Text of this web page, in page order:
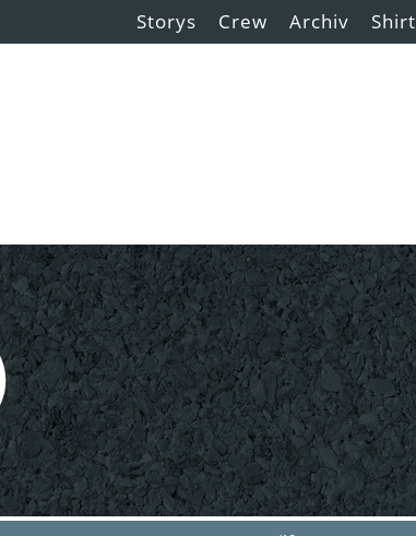
Storys Crew Archiv Shirt